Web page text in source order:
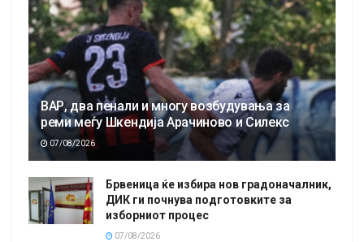
ВАР, два пенали и многу возбудувања за
реми меѓу Шкендија Арачиново и Силекс
07/08/2026
Брвеница ќе избира нов градоначалник,
ДИК ги почнува подготовките за
изборниот процес
07/08/2026